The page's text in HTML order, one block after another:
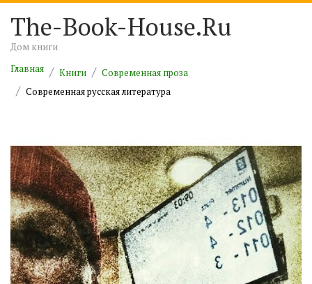
The-Book-House.Ru
Дом книги
Главная
Книги
Современная проза
Современная русская литература